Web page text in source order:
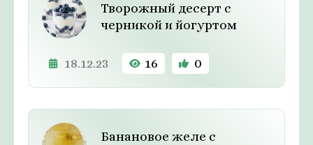
Творожный десерт с
черникой и йогуртом
18.12.23 16 0
Банановое желе с